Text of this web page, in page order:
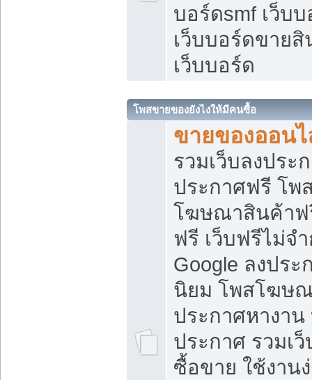
บอร์ดsmf เว็บ
เว็บบอร์ดขาย
เว็บบอร์ด
โพสขายของยังไงให้มีคนซื้อ
ขายของออน
รวมเว็บลงประ
ประกาศฟรี โพ
โฆษณาสินค้าฟ
ฟรี เว็บฟรีไม่จ
Google ลงปร
นิยม โพสโฆษ
ประกาศหางาน
ประกาศ รวมเ
ซื้อขาย ใช้งาน